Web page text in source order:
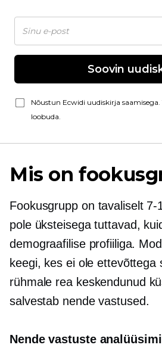
Soovin
Nõustun Ecwidi uudiskirja
loobuda.
Mis on
Fookusgrupp on tavaliselt 7-
pole üksteisega tuttavad,
demograafilise profiiliga.
keegi, kes ei ole ettevõttega
rühmale rea keskendunud
salvestab nende vastused.
Nende vastuste